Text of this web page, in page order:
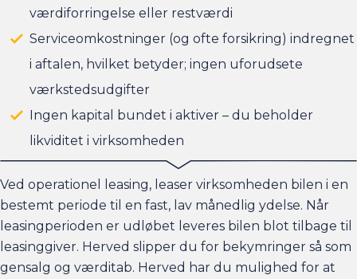
værdiforringelse eller restværdi
Serviceomkostninger (og ofte forsikring) indregnet
i aftalen, hvilket betyder; ingen uforudsete
værkstedsudgifter
Ingen kapital bundet i aktiver – du beholder
likviditet i virksomheden
Ved operationel leasing, leaser virksomheden bilen i en
bestemt periode til en fast, lav månedlig ydelse. Når
leasingperioden er udløbet leveres bilen blot tilbage til
leasinggiver. Herved slipper du for bekymringer så som
gensalg og værditab. Herved har du mulighed for at